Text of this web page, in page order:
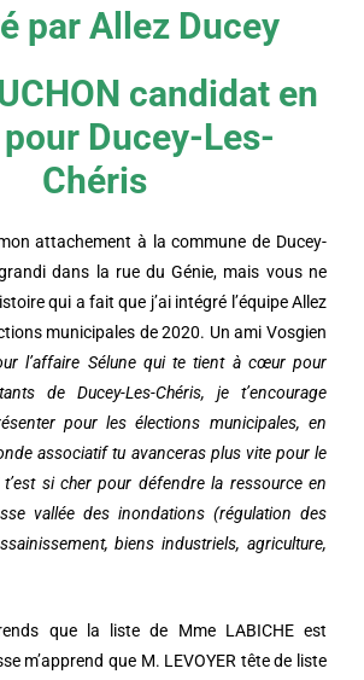
par Allez Ducey
candidat en
Ducey-Les-
Chéris
attachement à la commune de Ducey-
dans la rue du Génie, mais vous ne
qui a fait que j’ai intégré l’équipe Allez
municipales de 2020. Un ami Vosgien
l’affaire Sélune qui te tient à cœur pour
de Ducey-Les-Chéris, je t’encourage
pour les élections municipales, en
associatif tu avanceras plus vite pour le
si cher pour défendre la ressource en
vallée des inondations (régulation des
biens industriels, agriculture,
que la liste de Mme LABICHE est
m’apprend que M. LEVOYER tête de liste